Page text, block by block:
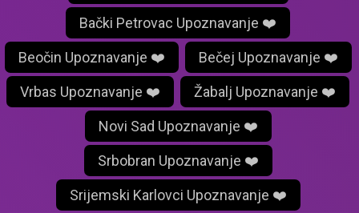
Bački Petrovac Upoznavanje ❤️
Beočin Upoznavanje ❤️ Bečej Upoznavanje ❤️
Vrbas Upoznavanje ❤️ Žabalj Upoznavanje ❤️
Novi Sad Upoznavanje ❤️
Srbobran Upoznavanje ❤️
Srijemski Karlovci Upoznavanje ❤️